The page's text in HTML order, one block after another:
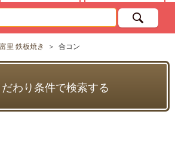
里 鉄板焼き ＞ 合コン
だわり条件で検索する